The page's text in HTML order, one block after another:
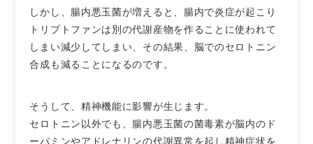
しかし、腸内悪玉菌が増えると、腸内で炎症が起こり
トリプトファンは別の代謝産物を作ることに使われて
しまい減少してしまい、その結果、脳でのセロトニン
合成も減ることになるのです。
そうして、精神機能に影響が生じます。
セロトニン以外でも、腸内悪玉菌の菌毒素が脳内のド
ーパミンやアドレナリンの代謝異常を起し精神症状を